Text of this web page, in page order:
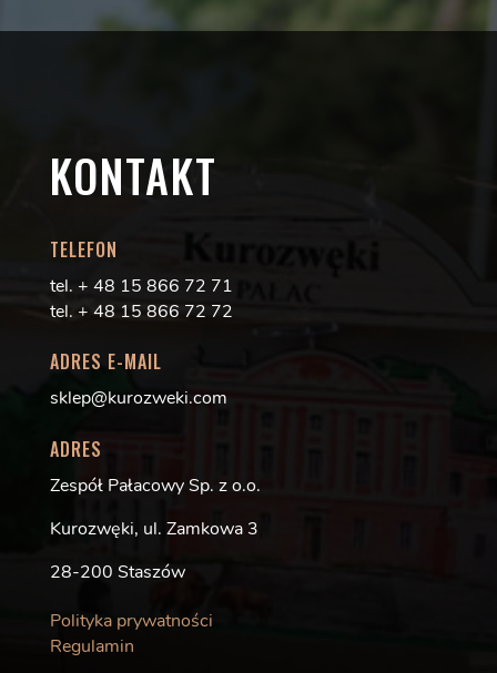
KONTAKT
TELEFON
tel. + 48 15 866 72 71
tel. + 48 15 866 72 72
ADRES E-MAIL
sklep@kurozweki.com
ADRES
Zespół Pałacowy Sp. z o.o.
Kurozwęki, ul. Zamkowa 3
28-200 Staszów
Polityka prywatności
Regulamin